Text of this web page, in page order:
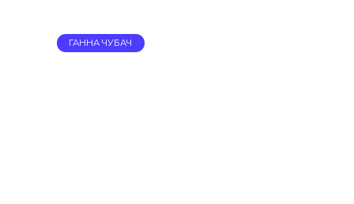
ГАННА ЧУБАЧ